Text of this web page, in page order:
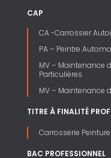
CAP
CA -Carrossier
PA – Peintre
MV – Maintenance
Particulières
MV – Maintenance
TITRE À FINALITÉ
Carrosserie Peinture
BAC PROFESSIONNEL